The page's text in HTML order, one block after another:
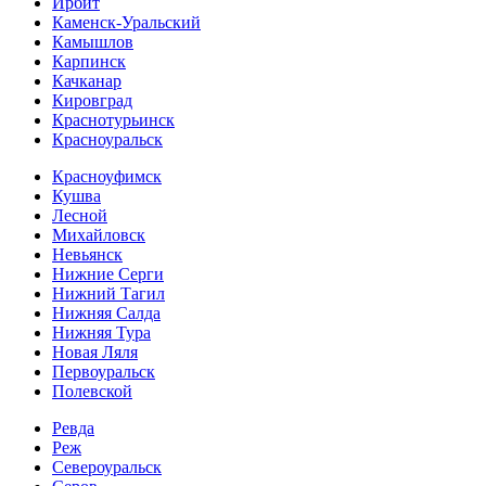
Каменск-Уральский
Камышлов
Карпинск
Качканар
Кировград
Краснотурьинск
Красноуральск
Красноуфимск
Кушва
Лесной
Михайловск
Невьянск
Нижние Серги
Нижний Тагил
Нижняя Салда
Нижняя Тура
Новая Ляля
Первоуральск
Полевской
Ревда
Реж
Североуральск